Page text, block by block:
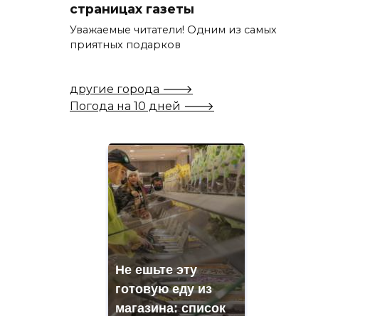
страницах газеты
Уважаемые читатели! Одним из самых
приятных подарков
другие города 🡒
Погода на 10 дней 🡒
Не ешьте эту
готовую еду из
магазина: список